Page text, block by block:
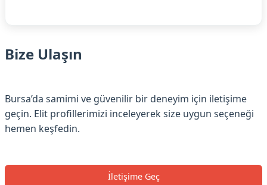
Bize Ulaşın
Bursa’da samimi ve güvenilir bir deneyim için iletişime
geçin. Elit profillerimizi inceleyerek size uygun seçeneği
hemen keşfedin.
İletişime Geç